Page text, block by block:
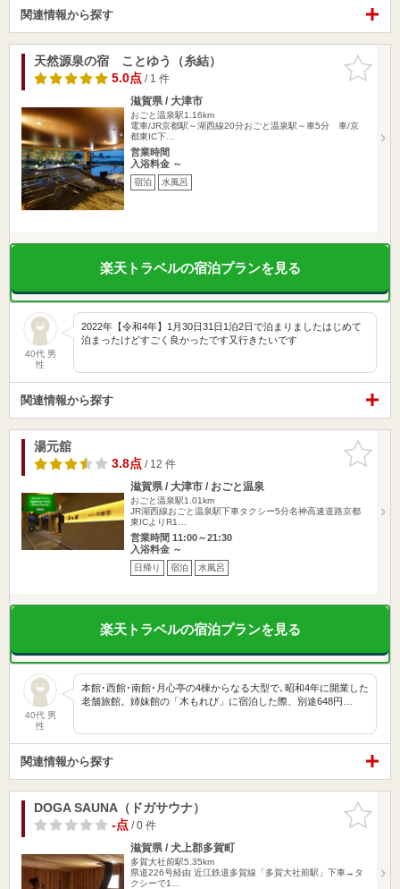
関連情報から探す
お気に入
りに追加
天然源泉の宿 ことゆう（糸結）
5.0点/ 1 件
滋賀県 / 大津市
おごと温泉駅1.16km
電車/JR京都駅～湖西線20分おごと温泉駅～車5分 車/京
都東IC下…
営業時間
入浴料金 ～
宿泊 水風呂
楽天トラベルの宿泊プランを見る
40代 男
性
2022年【令和4年】1月30日31日1泊2日で泊まりましたはじめて
泊まったけどすごく良かったです又行きたいです
関連情報から探す
お気に入
りに追加
湯元舘
3.8点/ 12 件
滋賀県 / 大津市 / おごと温泉
おごと温泉駅1.01km
JR湖西線おごと温泉駅下車タクシー5分名神高速道路京都
東ICよりR1…
営業時間 11:00～21:30
入浴料金 ～
日帰り 宿泊 水風呂
楽天トラベルの宿泊プランを見る
40代 男
性
本館･西館･南館･月心亭の4棟からなる大型で､昭和4年に開業した
老舗旅館。姉妹館の「木もれび」に宿泊した際、別途648円…
関連情報から探す
お気に入
りに追加
DOGA SAUNA（ドガサウナ）
-点/ 0 件
滋賀県 / 犬上郡多賀町
多賀大社前駅5.35km
県道226号経由 近江鉄道多賀線「多賀大社前駅」下車→タ
クシーで1…